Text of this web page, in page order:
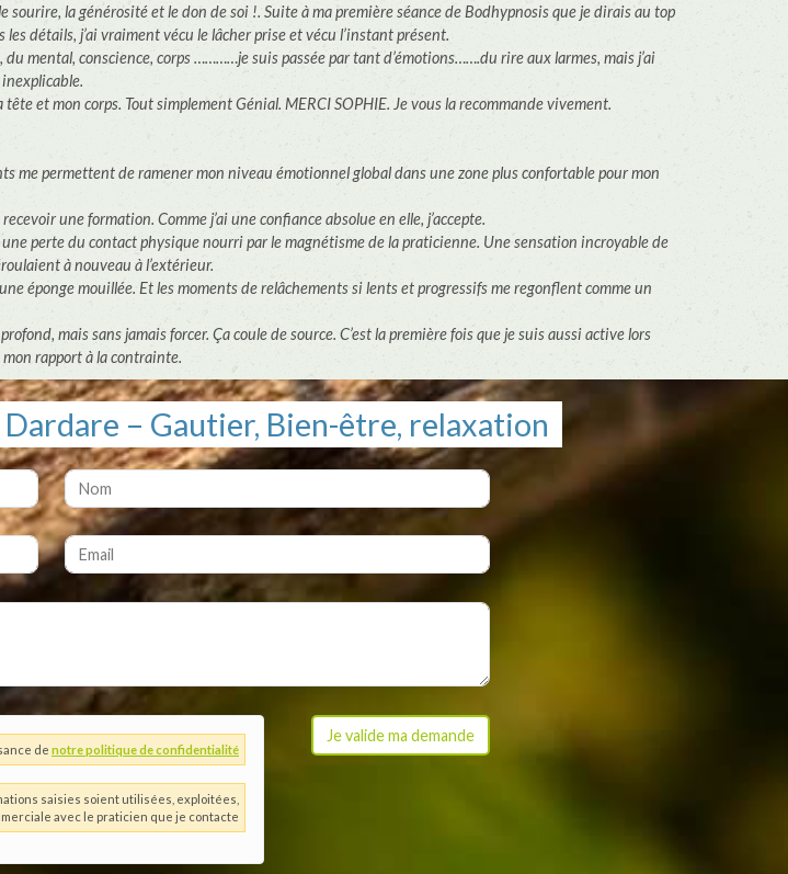
sourire, la générosité et le don de soi !. Suite à ma première séance de Bodhypnosis que je dirais au top
détails, j’ai vraiment vécu le lâcher prise et vécu l’instant présent.
du mental, conscience, corps …………je suis passée par tant d’émotions…….du rire aux larmes, mais j’ai
et mon corps. Tout simplement Génial. MERCI SOPHIE. Je vous la recommande vivement.
me permettent de ramener mon niveau émotionnel global dans une zone plus confortable pour mon
une formation. Comme j’ai une confiance absolue en elle, j’accepte.
perte du contact physique nourri par le magnétisme de la praticienne. Une sensation incroyable de
à nouveau à l’extérieur.
éponge mouillée. Et les moments de relâchements si lents et progressifs me regonflent comme un
mais sans jamais forcer. Ça coule de source. C’est la première fois que je suis aussi active lors
mon rapport à la contrainte.
– Gautier, Bien-être, relaxation
de notre politique de confidentialité
saisies soient utilisées, exploitées,
avec le praticien que je contacte